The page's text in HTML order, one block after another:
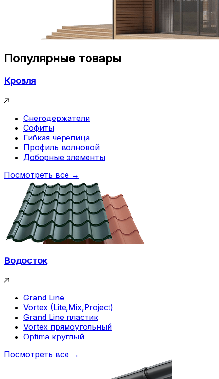
Популярные товары
Кровля
Снегодержатели
Софиты
Гибкая черепица
Профиль волновой
Доборные элементы
Посмотреть все →
Водосток
Grand Line
Vortex (Lite,Mix,Project)
Grand Line пластик
Vortex прямоугольный
Optima круглый
Посмотреть все →